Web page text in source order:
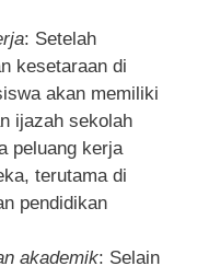
: Setelah
kesetaraan di
akan memiliki
ijazah sekolah
peluang kerja
terutama di
pendidikan
akademik: Selain